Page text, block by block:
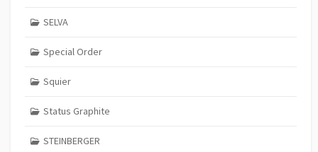
SELVA
Special Order
Squier
Status Graphite
STEINBERGER